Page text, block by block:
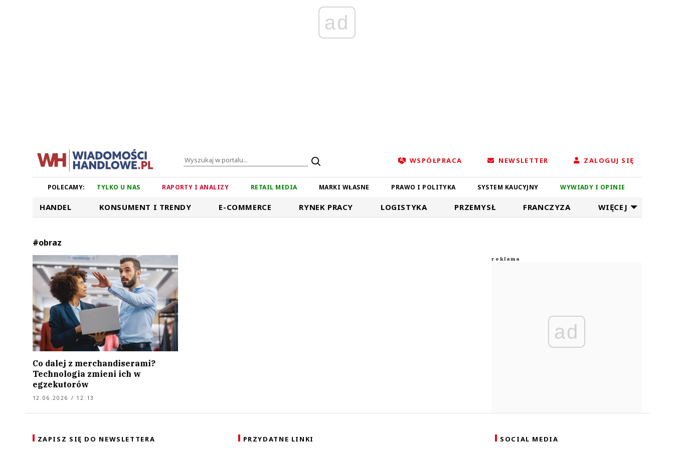
ad
WSPÓŁPRACA NEWSLETTER ZALOGUJ SIĘ
POLECAMY: TYLKO U NAS RAPORTY I ANALIZY RETAIL MEDIA MARKI WŁASNE PRAWO I POLITYKA SYSTEM KAUCYJNY WYWIADY I OPINIE
HANDEL KONSUMENT I TRENDY E-COMMERCE RYNEK PRACY LOGISTYKA PRZEMYSŁ FRANCZYZA WIĘCEJ
#obraz
Co dalej z merchandiserami?
Technologia zmieni ich w
egzekutorów
12.06.2026 / 12:13
ad
ZAPISZ SIĘ DO NEWSLETTERA PRZYDATNE LINKI SOCIAL MEDIA